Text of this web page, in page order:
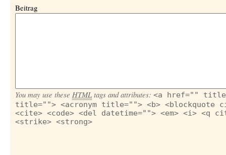
Beitrag
You may use these HTML tags and attributes: <a href=""
title=""> <acronym title=""> <b> <blockquote
<cite> <code> <del datetime=""> <em> <i> <q
<strike> <strong>